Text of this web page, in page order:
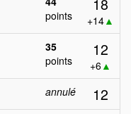
points
+14▲
35
points
12
+6▲
annulé 12